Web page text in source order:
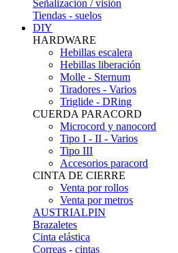
Señalización / visión
Tiendas - suelos
DIY
HARDWARE
Hebillas escalera
Hebillas liberación
Molle - Sternum
Tiradores - Varios
Triglide - DRing
CUERDA PARACORD
Microcord y nanocord
Tipo I - II - Varios
Tipo III
Accesorios paracord
CINTA DE CIERRE
Venta por rollos
Venta por metros
AUSTRIALPIN
Brazaletes
Cinta elástica
Correas - cintas